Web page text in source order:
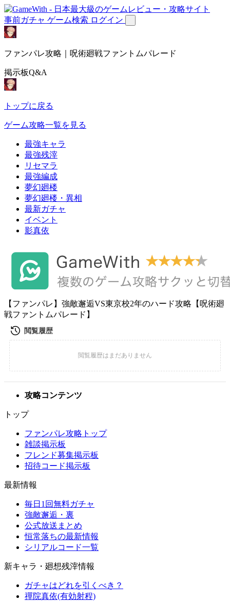
事前ガチャ ゲーム検索 ログイン
ファンパレ攻略｜呪術廻戦ファントムパレード
掲示板Q&A
トップに戻る
ゲーム攻略一覧を見る
最強キャラ
最強残滓
リセマラ
最強編成
夢幻廻楼
夢幻廻楼・異相
最新ガチャ
イベント
影真依
【ファンパレ】強敵邂逅VS東京校2年のハード攻略【呪術廻
戦ファントムパレード】
攻略コンテンツ
トップ
ファンパレ攻略トップ
雑談掲示板
フレンド募集掲示板
招待コード掲示板
最新情報
毎日1回無料ガチャ
強敵邂逅・裏
公式放送まとめ
恒常落ちの最新情報
シリアルコード一覧
新キャラ・廻想残滓情報
ガチャはどれを引くべき？
禪院真依(有効射程)